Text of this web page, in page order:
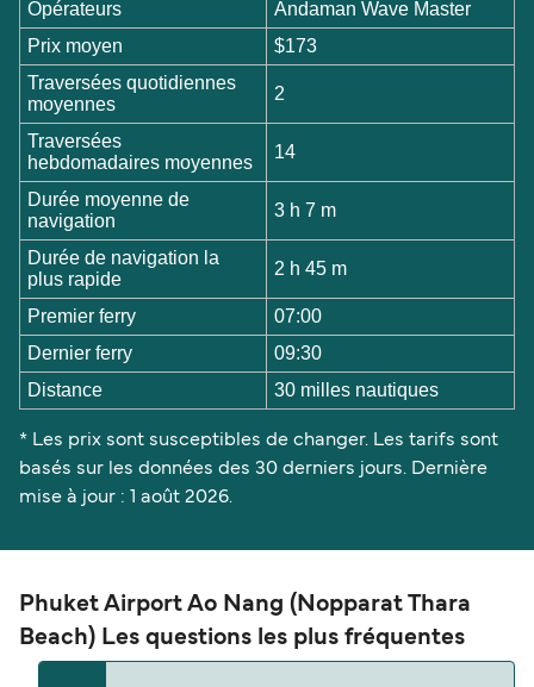
Opérateurs
Andaman Wave Master
Prix moyen
$173
Traversées quotidiennes
moyennes
2
Traversées
hebdomadaires moyennes
14
Durée moyenne de
navigation
3 h 7 m
Durée de navigation la
plus rapide
2 h 45 m
Premier ferry
07:00
Dernier ferry
09:30
Distance
30 milles nautiques
* Les prix sont susceptibles de changer. Les tarifs sont
basés sur les données des 30 derniers jours. Dernière
mise à jour : 1 août 2026.
Phuket Airport Ao Nang (Nopparat Thara
Beach) Les questions les plus fréquentes